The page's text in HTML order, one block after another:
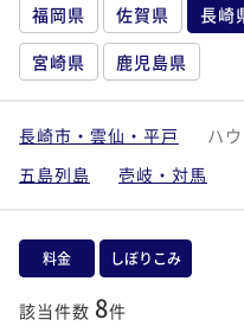
福岡県 佐賀県 長崎
宮崎県
鹿児島県
長崎市・雲仙・平戸
ハ
五島列島
壱岐・対馬
料金 しぼりこみ
該当件数 8件